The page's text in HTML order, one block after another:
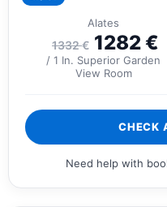
Alates
1332€ 1282 €
/ 1 In. Superior Garden
View Room
CHECK
Need help with